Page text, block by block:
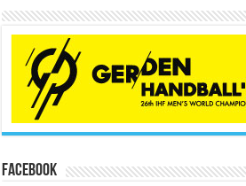
Facebook